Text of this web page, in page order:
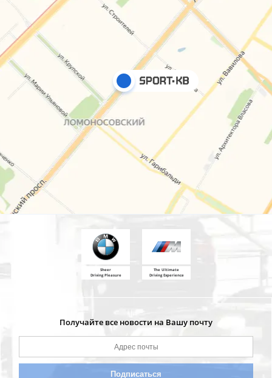
Sheer
Driving Pleasure
The Ultimate
Driving Experience
Получайте все новости на Вашу почту